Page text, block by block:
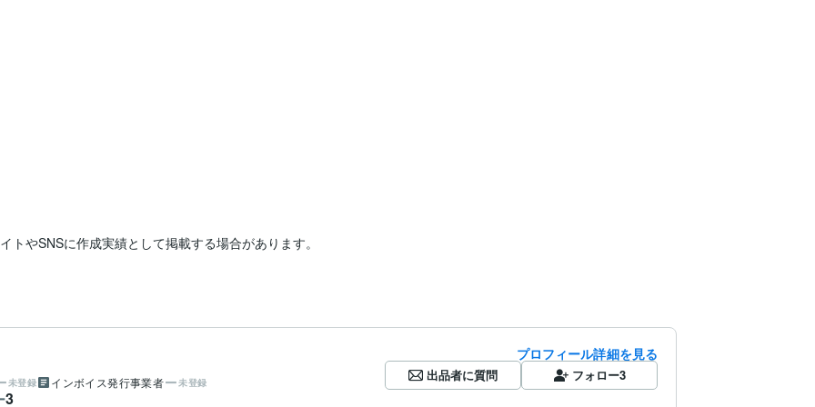
やSNSに作成実績として掲載する場合があります。
未登録 インボイス発行事業者 未登録
3
プロフィール詳細を見る
出品者に質問 フォロー3